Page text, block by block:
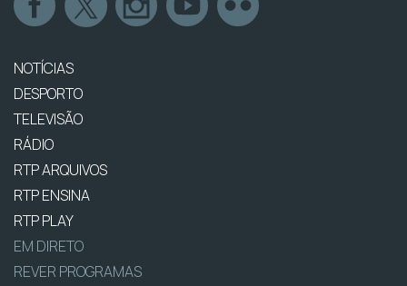
NOTÍCIAS
DESPORTO
TELEVISÃO
RÁDIO
RTP ARQUIVOS
RTP ENSINA
RTP PLAY
EM DIRETO
REVER PROGRAMAS